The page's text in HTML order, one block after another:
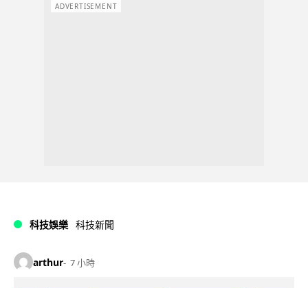
ADVERTISEMENT
科技娛樂 科技新聞
arthur 7 小時